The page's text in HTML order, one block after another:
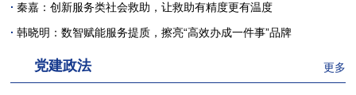
· 秦嘉：创新服务类社会救助，让救助有精度更有温度
· 韩晓明：数智赋能服务提质，擦亮“高效办成一件事”品牌
党建政法 更多